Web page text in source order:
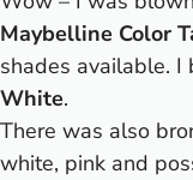
Maybelline Color
shades available. I
White.
There was also
white, pink and